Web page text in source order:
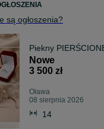
są ogłoszenia?
Piekny
Nowe
3 500 zł
Oława
08 sierpnia 2026
14